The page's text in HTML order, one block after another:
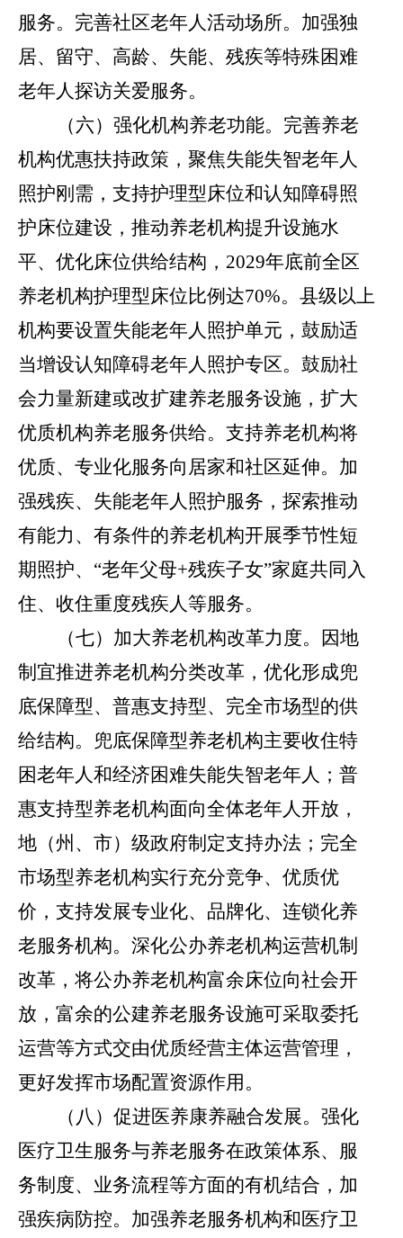
服务。完善社区老年人活动场所。加强独
居、留守、高龄、失能、残疾等特殊困难
老年人探访关爱服务。
（六）强化机构养老功能。 完善养老
机构优惠扶持政策，聚焦失能失智老年人
照护刚需，支持护理型床位和认知障碍照
护床位建设，推动养老机构提升设施水
平、优化床位供给结构， 2029年底前全区
养老机构护理型床位比例达70%。县级以上
机构要设置失能老年人照护单元，鼓励适
当增设认知障碍老年人照护专区。鼓励社
会力量新建或改扩建养老服务设施，扩大
优质机构养老服务供给。支持养老机构将
优质、专业化服务向居家和社区延伸。加
强残疾、失能老年人照护服务，探索推动
有能力、有条件的养老机构开展季节性短
期照护、 “老年父母+残疾子女”家庭共同入
住、收住重度残疾人等服务。
（七）加大养老机构改革力度。
因地
制宜推进养老机构分类改革，优化形成兜
底保障型、普惠支持型、完全市场型的供
给结构。兜底保障型养老机构主要收住特
困老年人和经济困难失能失智老年人；普
惠支持型养老机构面向全体老年人开放，
地（州、市）级政府制定支持办法；完全
市场型养老机构实行充分竞争、优质优
价，支持发展专业化、品牌化、连锁化养
老服务机构。深化公办养老机构运营机制
改革，将公办养老机构富余床位向社会开
放，富余的公建养老服务设施可采取委托
运营等方式交由优质经营主体运营管理，
更好发挥市场配置资源作用。
（八）促进医养康养融合发展。 强化
医疗卫生服务与养老服务在政策体系、服
务制度、业务流程等方面的有机结合，加
强疾病防控。加强养老服务机构和医疗卫